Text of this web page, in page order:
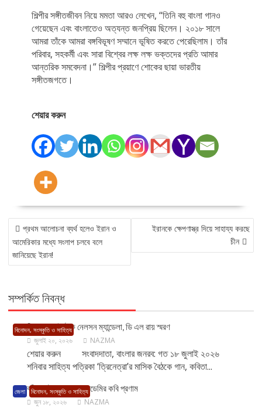
শিল্পীর সঙ্গীতজীবন নিয়ে মমতা আরও লেখেন, “তিনি বহু বাংলা গানও
গেয়েছেন এবং বাংলাতেও অত্যন্ত জনপ্রিয় ছিলেন। ২০১৮ সালে
আমরা তাঁকে আমরা বঙ্গবিভূষণ সম্মানে ভূষিত করতে পেরেছিলাম। তাঁর
পরিবার, সহকর্মী এবং সারা বিশ্বের লক্ষ লক্ষ ভক্তদের প্রতি আমার
আন্তরিক সমবেদনা।” শিল্পীর প্রয়াণে শোকের ছায়া ভারতীয়
সঙ্গীতজগতে।
শেয়ার করুন
POST
NAVIGATION
প্রথম আলোচনা ব্যর্থ হলেও ইরান ও
আমেরিকার মধ্যে সংলাপ চলবে বলে
জানিয়েছে ইরান!
ইরানকে ক্ষেপণাস্ত্র দিয়ে সাহায্য করছে
চীন
সম্পর্কিত নিবন্ধ
বিনোদন, সংস্কৃতি ও সাহিত্য
ত্রিনেত্রার বৈঠকে নেলসন ম্যান্ডেলা, ডি এল রায় স্মরণ
জুলাই ২০, ২০২৬ NAZMA
শেয়ার করুন সংবাদদাতা, বাংলার জনরব: গত ১৮ জুলাই ২০২৬
শনিবার সাহিত্য পত্রিকা ‘ত্রিনেত্রা’র মাসিক বৈঠকে গান, কবিতা...
জেলা বিনোদন, সংস্কৃতি ও সাহিত্য
বসিরহাটে সমুদ্র অ্যাকাডেমির কবি প্রণাম
জুন ১৮, ২০২৬ NAZMA